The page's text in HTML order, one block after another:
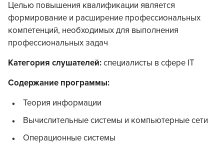
Целью повышения квалификации является
формирование и расширение профессиональных
компетенций, необходимых для выполнения
профессиональных задач
Категория слушателей: специалисты в сфере IT
Содержание программы:
Теория информации
Вычислительные системы и компьютерные сети
Операционные системы